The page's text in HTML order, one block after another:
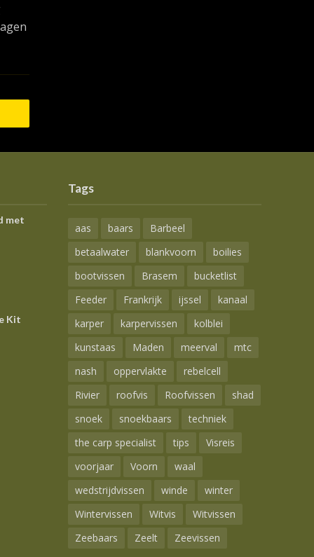
met
Kit
Tags
aas baars
Barbeel
betaalwater
blankvoorn
boilies
bootvissen
Brasem
bucketlist
Feeder
Frankrijk ijssel
kanaal
karper
karpervissen
kolblei
kunstaas
Maden meerval
mtc
nash
oppervlakte
rebelcell
Rivier
roofvis Roofvissen
shad
snoek
snoekbaars
techniek
the carp specialist
tips
Visreis
voorjaar
Voorn
waal
wedstrijdvissen
winde
winter
Wintervissen
Witvis
Witvissen
Zeebaars
Zeelt Zeevissen